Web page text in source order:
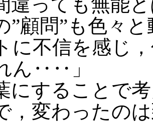
顧問”も色々
に不信を感じ
ん‥‥」
することで
，変わったの